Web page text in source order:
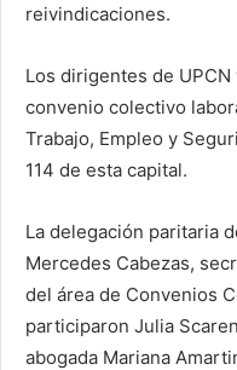
reivindicaciones.
Los dirigentes de
convenio colectivo
Trabajo, Empleo y
114 de esta capital.
La delegación paritaria
Mercedes Cabezas,
del área de Convenios
participaron Julia
abogada Mariana